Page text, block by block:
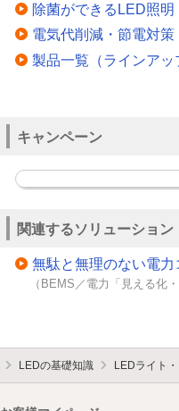
除菌ができるLED照明
電気代削減・節電対策
製品一覧（ラインアッ
キャンペーン
関連するソリューション
無駄と無理のない電力
（BEMS／電力「見える化
LEDの基礎知識 LEDライト